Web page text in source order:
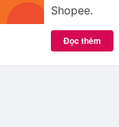
Shopee.
Đọc thêm